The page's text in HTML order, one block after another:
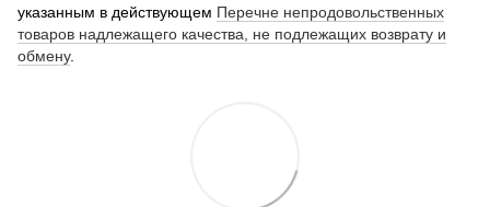
указанным в действующем Перечне непродовольственных
товаров надлежащего качества, не подлежащих возврату и
обмену.